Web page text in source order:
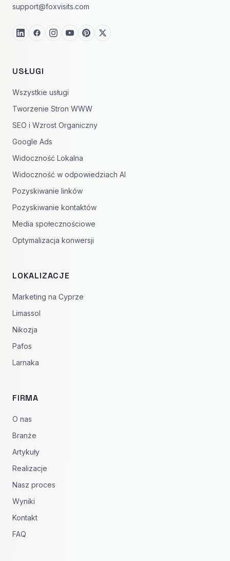
support@foxvisits.com
USŁUGI
Wszystkie usługi
Tworzenie Stron WWW
SEO i Wzrost Organiczny
Google Ads
Widoczność Lokalna
Widoczność w odpowiedziach AI
Pozyskiwanie linków
Pozyskiwanie kontaktów
Media społecznościowe
Optymalizacja konwersji
LOKALIZACJE
Marketing na Cyprze
Limassol
Nikozja
Pafos
Larnaka
FIRMA
O nas
Branże
Artykuły
Realizacje
Nasz proces
Wyniki
Kontakt
FAQ